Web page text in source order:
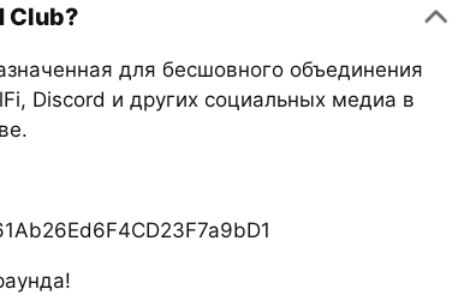
Club?
для бесшовного объединения
Discord и других социальных медиа в